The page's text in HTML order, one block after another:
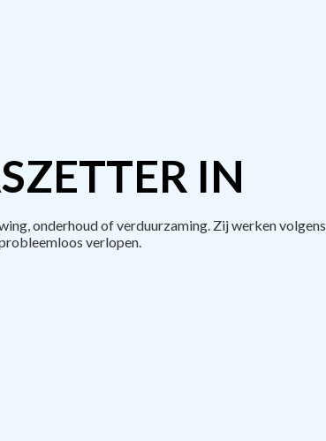
IN
onderhoud of verduurzaming. Zij werken volgens
verlopen.